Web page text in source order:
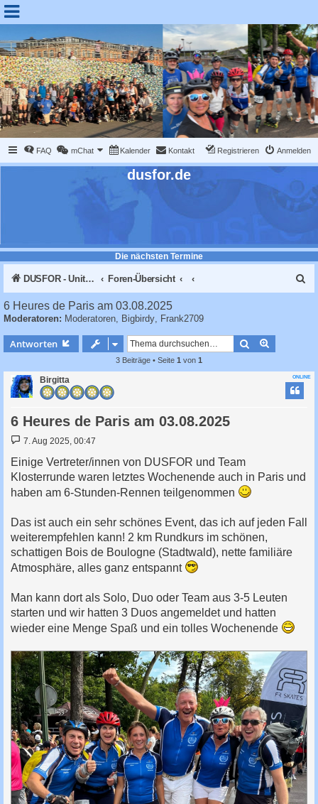
FAQ mChat Kalender Kontakt Anmelden
Registrieren
dusfor.de
Die nächsten Termine
DUSFOR - United Sk8 Nations :: Inline skaten in Düsseldorf Foren-Übersicht
6 Heures de Paris am 03.08.2025
Moderatoren: Moderatoren, Bigbirdy, Frank2709
Antworten Suche
3 Beiträge • Seite 1 von 1
ONLINE
Birgitta
6 Heures de Paris am 03.08.2025
B
i
t
r
a
g
7. Aug 2025, 00:47
Einige Vertreter/innen von DUSFOR und Team
Klosterrunde waren letztes Wochenende auch in Paris und
haben am 6-Stunden-Rennen teilgenommen
Das ist auch ein sehr schönes Event, das ich auf jeden Fall
weiterempfehlen kann! 2 km Rundkurs im schönen,
schattigen Bois de Boulogne (Stadtwald), nette familiäre
Atmosphäre, alles ganz entspannt
Man kann dort als Solo, Duo oder Team aus 3-5 Leuten
starten und wir hatten 3 Duos angemeldet und hatten
wieder eine Menge Spaß und ein tolles Wochenende